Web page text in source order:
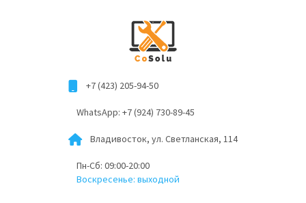
+7 (423) 205-94-50
WhatsApp: +7 (924) 730-89-45
Владивосток, ул. Светланская, 114
Пн-Сб: 09:00-20:00
Воскресенье: выходной